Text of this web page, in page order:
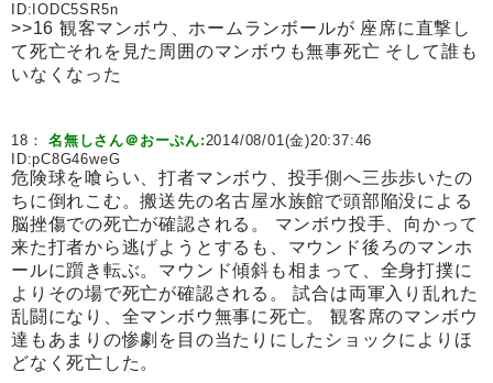
ID: IODC5SR5n
>>16 観客マンボウ、ホームランボールが 座席に直撃し
て死亡それを見た周囲のマンボウも無事死亡 そして誰も
いなくなった
18：名無しさん＠おーぷん:2014/08/01(金)20:37:46
ID:pC8G46weG
危険球を喰らい、打者マンボウ、投手側へ三歩歩いたの
ちに倒れこむ。搬送先の名古屋水族館で頭部陥没による
脳挫傷での死亡が確認される。 マンボウ投手、向かって
来た打者から逃げようとするも、マウンド後ろのマンホ
ールに躓き転ぶ。マウンド傾斜も相まって、全身打撲に
よりその場で死亡が確認される。 試合は両軍入り乱れた
乱闘になり、全マンボウ無事に死亡。 観客席のマンボウ
達もあまりの惨劇を目の当たりにしたショックによりほ
どなく死亡した。